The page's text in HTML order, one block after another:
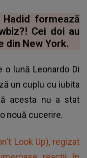
formează
Cei doi au
din New York.
o lună Leonardo Di
un cuplu cu iubita
acesta nu a stat
nouă cucerire.
Look Up), regizat